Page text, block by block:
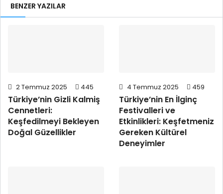
BENZER YAZILAR
2 Temmuz 2025 445
Türkiye’nin Gizli Kalmiş
Cennetleri:
Keşfedilmeyi Bekleyen
Doğal Güzellikler
4 Temmuz 2025 459
Türkiye’nin En İlginç
Festivalleri ve
Etkinlikleri: Keşfetmeniz
Gereken Kültürel
Deneyimler